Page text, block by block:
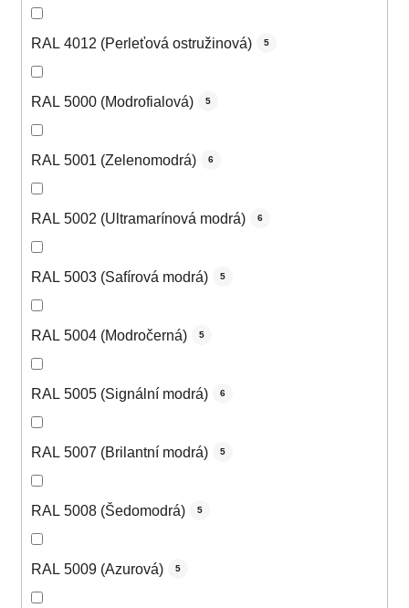
RAL 4012 (Perleťová ostružinová) 5
RAL 5000 (Modrofialová) 5
RAL 5001 (Zelenomodrá) 6
RAL 5002 (Ultramarínová modrá) 6
RAL 5003 (Safírová modrá) 5
RAL 5004 (Modročerná) 5
RAL 5005 (Signální modrá) 6
RAL 5007 (Brilantní modrá) 5
RAL 5008 (Šedomodrá) 5
RAL 5009 (Azurová) 5